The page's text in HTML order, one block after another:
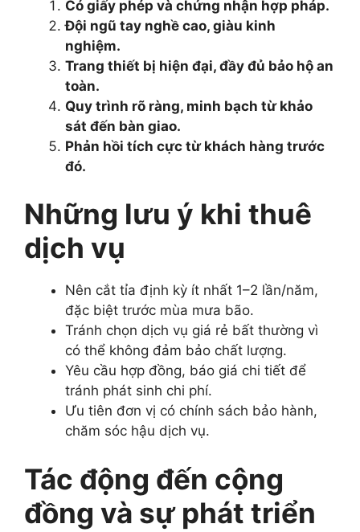
Có giấy phép và chứng nhận hợp pháp.
Đội ngũ tay nghề cao, giàu kinh
nghiệm.
Trang thiết bị hiện đại, đầy đủ bảo hộ an
toàn.
Quy trình rõ ràng, minh bạch từ khảo
sát đến bàn giao.
Phản hồi tích cực từ khách hàng trước
đó.
Những lưu ý khi thuê
dịch vụ
Nên cắt tỉa định kỳ ít nhất 1–2 lần/năm,
đặc biệt trước mùa mưa bão.
Tránh chọn dịch vụ giá rẻ bất thường vì
có thể không đảm bảo chất lượng.
Yêu cầu hợp đồng, báo giá chi tiết để
tránh phát sinh chi phí.
Ưu tiên đơn vị có chính sách bảo hành,
chăm sóc hậu dịch vụ.
Tác động đến cộng
đồng và sự phát triển